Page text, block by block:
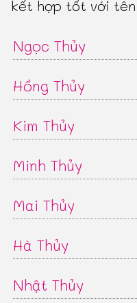
kết hợp tốt với tên
Ngọc Thủy
Hồng Thủy
Kim Thủy
Minh Thủy
Mai Thủy
Hà Thủy
Nhật Thủy